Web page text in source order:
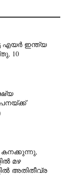
എയര്‍ ഇന്ത്യ
10
കനക്കുന്നു,
മഴ
അതിതീവ്ര